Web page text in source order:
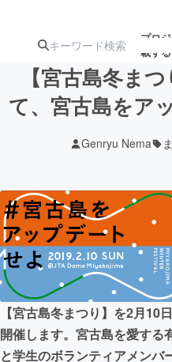
プロ
載す
ターン
ジェクト
アート・写真
テクノロジー・ガ
映像・映画
ビジネス・起業
【宮古島冬ま
て、宮古島をア
Genryu Nema
【宮古島冬まつり】を2月10
開催します。宮古島を愛する
と学生のボランティアメンバ